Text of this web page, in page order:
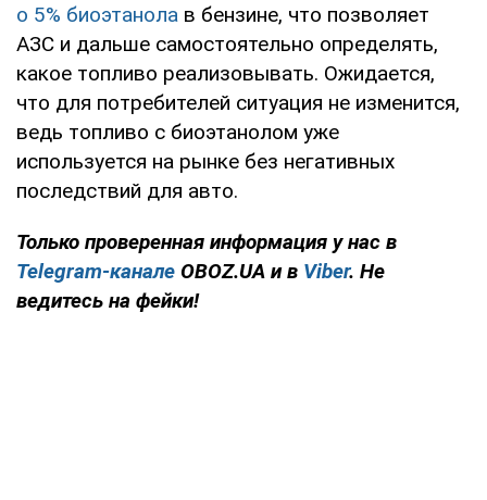
о 5% биоэтанола в бензине, что позволяет
АЗС и дальше самостоятельно определять,
какое топливо реализовывать. Ожидается,
что для потребителей ситуация не изменится,
ведь топливо с биоэтанолом уже
используется на рынке без негативных
последствий для авто.
Только проверенная информация у нас в
Telegram-канале OBOZ.UA и в Viber. Не
ведитесь на фейки!